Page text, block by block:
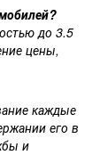
до 3.5
цены,
каждые
его в
и